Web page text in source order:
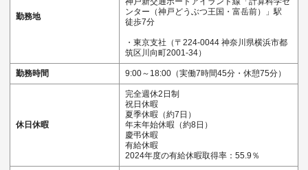
勤務地
ンター（神戸どうぶつ王国・富岳前）」駅
徒歩7分
・東京支社（〒224-0044 神奈川県横浜市都
筑区川向町2001-34）
勤務時間 9:00～18:00（実働7時間45分・休憩75分）
休日休暇
完全週休2日制
祝日休暇
夏季休暇（約7日）
年末年始休暇（約8日）
慶弔休暇
有給休暇
2024年度の有給休暇取得率：55.9％